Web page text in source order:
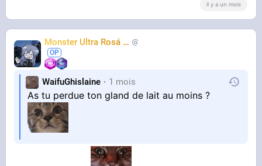
il y a un mois
Monster Ultra Rosá
❤️
WaifuGhislaine 1 mois
As tu perdue ton gland de lait au moins ?